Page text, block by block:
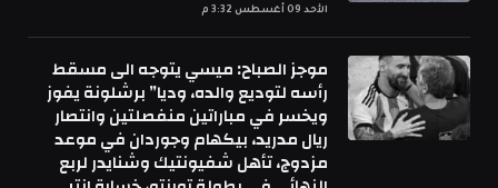
الأحد 09 أغسطس 3:32 م
موجز الصباح: ميسي يتوجه الى مسقط
رأسه لتوديع والده، وديا” برشلونة يفوز
ويخسر في مباراتين منفصلتين وانتصار
ريال مدريد، بيكهام وجوردان في موعد
مزدوج، تأهل شفيونتيك وشنايدر لربع